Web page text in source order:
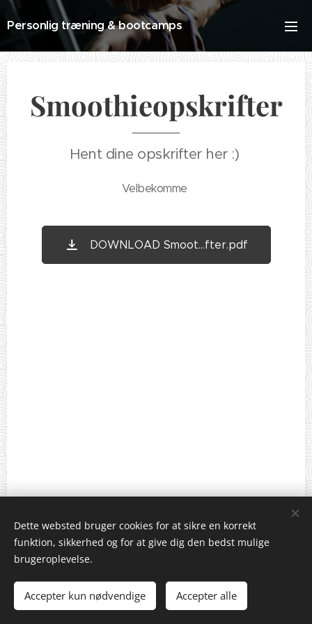
Personlig træning & bootcamps
Smoothieopskrifter
Hent dine opskrifter her :)
Velbekomme
DOWNLOAD Smoot...fter.pdf
Cookies
Dette websted bruger cookies for at sikre en korrekt
funktion, sikkerhed og for at give dig den bedst mulige
brugeroplevelse.
Accepter kun nødvendige Accepter alle